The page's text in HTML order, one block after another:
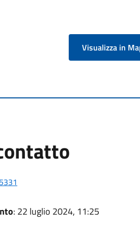
Visualizza in
: 22 luglio 2024, 11:25